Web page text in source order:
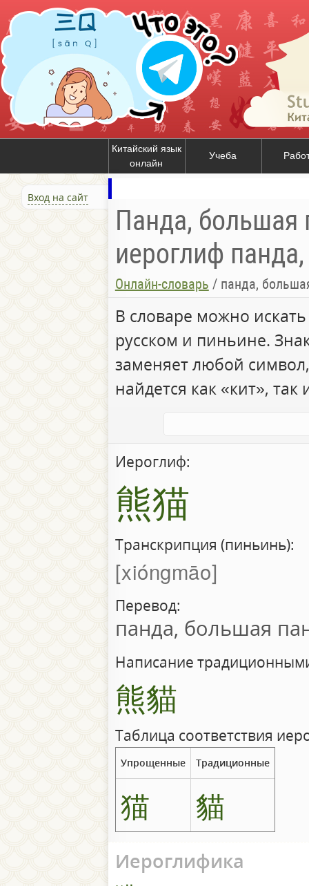
Китайский язык
онлайн
Учеба
Вход на сайт
Панда, большая
иероглиф
Онлайн-словарь / панда,
В словаре можно
русском и пиньине.
заменяет любой
найдется как «кит», так
Иероглиф:
熊猫
Транскрипция (пиньинь):
xióngmāo
Перевод:
панда, большая
Написание
熊貓
Таблица соответствия
Упрощенные Традиционные
猫 貓
Иероглифика